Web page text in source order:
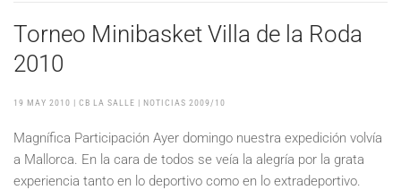
Torneo Minibasket Villa de la Roda
2010
19 MAY 2010 | CB LA SALLE | NOTICIAS 2009/10
Magnífica Participación Ayer domingo nuestra expedición volvía
a Mallorca. En la cara de todos se veía la alegría por la grata
experiencia tanto en lo deportivo como en lo extradeportivo.